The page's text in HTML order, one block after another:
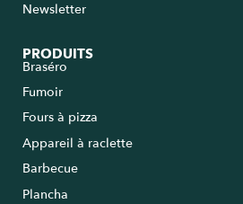
Newsletter
PRODUITS
Braséro
Fumoir
Fours à pizza
Appareil à raclette
Barbecue
Plancha